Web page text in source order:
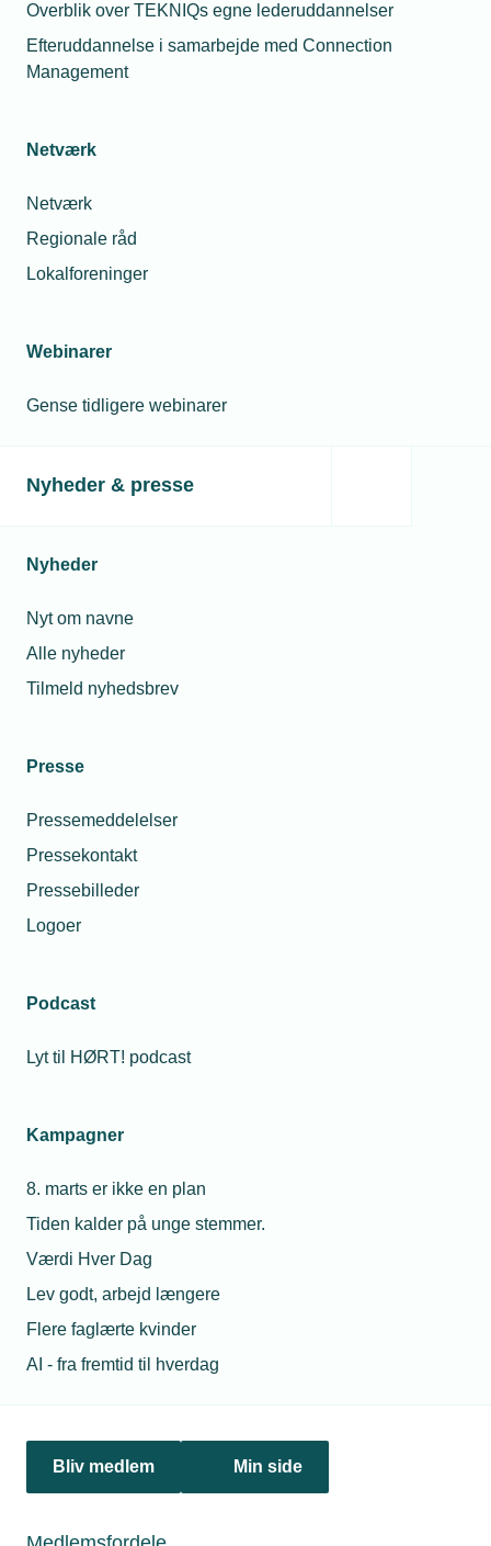
Overblik over TEKNIQs egne lederuddannelser
Efteruddannelse i samarbejde med Connection
Management
Netværk
Netværk
Regionale råd
Lokalforeninger
Webinarer
Gense tidligere webinarer
Nyheder & presse
Nyheder
Nyt om navne
Alle nyheder
Tilmeld nyhedsbrev
Presse
Pressemeddelelser
Pressekontakt
Pressebilleder
Logoer
Podcast
Lyt til HØRT! podcast
Kampagner
8. marts er ikke en plan
Tiden kalder på unge stemmer.
Værdi Hver Dag
Lev godt, arbejd længere
Flere faglærte kvinder
AI - fra fremtid til hverdag
Bliv medlem Min side
Politik & analyse
jura@tekniq.dk
tekniq@tekniq.dk